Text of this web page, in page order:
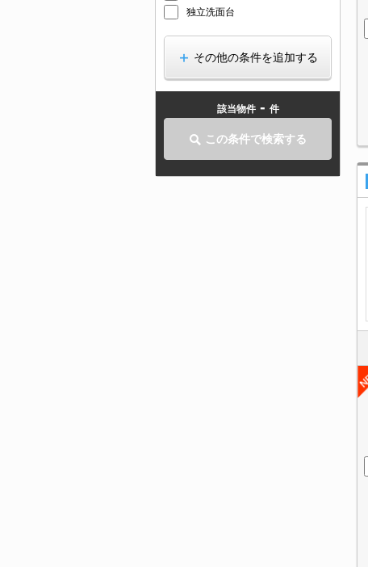
独立洗面台
その他の条件を追加する
該当物件 - 件
この条件で検索する